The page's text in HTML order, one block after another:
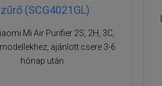
(SCG4021GL)
Mi Air Purifier 2S, 2H, 3C,
ajánlott csere 3-6
hónap után